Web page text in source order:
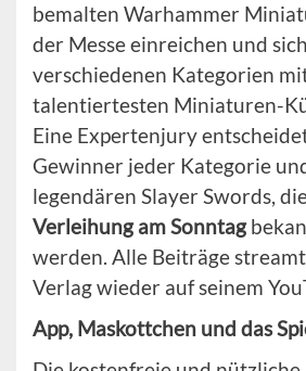
bemalten Warhammer
der Messe einreichen und
verschiedenen Kategorien
talentiertesten Miniaturen-
Eine Expertenjury
Gewinner jeder Kategorie
legendären Slayer Swords,
Verleihung am Sonntag
werden. Alle Beiträge
Verlag wieder auf seinem
App, Maskottchen und das